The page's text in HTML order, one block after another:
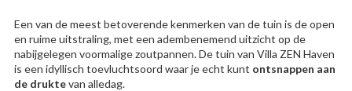
Een van de meest betoverende kenmerken van de tuin is de open
en ruime uitstraling, met een adembenemend uitzicht op de
nabijgelegen voormalige zoutpannen. De tuin van Villa ZEN Haven
is een idyllisch toevluchtsoord waar je echt kunt ontsnappen aan
de druktevan alledag.